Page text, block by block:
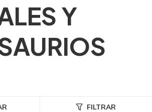
Y
FILTRAR